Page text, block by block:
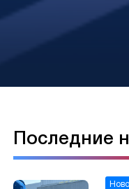
Последние